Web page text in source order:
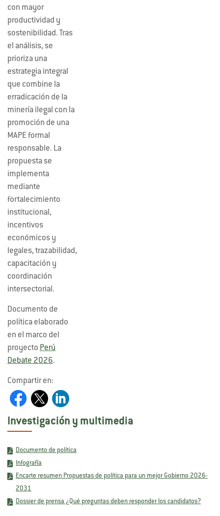
con mayor
productividad y
sostenibilidad. Tras
el análisis, se
prioriza una
estrategia integral
que combine la
erradicación de la
minería ilegal con la
promoción de una
MAPE formal
responsable. La
propuesta se
implementa
mediante
fortalecimiento
institucional,
incentivos
económicos y
legales, trazabilidad,
capacitación y
coordinación
intersectorial.
Documento de
política elaborado
en el marco del
proyecto Perú
Debate 2026.
Compartir en:
Investigación y multimedia
Documento de política
Infografía
Encarte resumen Propuestas de política para un mejor Gobierno 2026-
2031
Dossier de prensa ¿Qué preguntas deben responder los candidatos?